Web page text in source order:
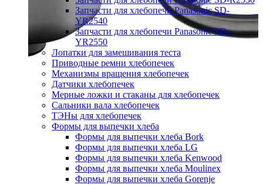
Запчасти для хлебопечи Panasonic SD-
YR2540
Запчасти для хлебопечи Panasonic SD-
YR2550
Лопатки для замешивания теста
Приводные ремни хлебопечек
Механизмы вращения хлебопечек
Датчики хлебопечек
Мерные ложки и стаканы для хлебопечек
Сальники вала хлебопечек
ТЭНы для хлебопечек
Формы для выпечки хлеба
Формы для выпечки хлеба Bork
Формы для выпечки хлеба LG
Формы для выпечки хлеба Kenwood
Формы для выпечки хлеба Moulinex
Формы для выпечки хлеба Gorenje